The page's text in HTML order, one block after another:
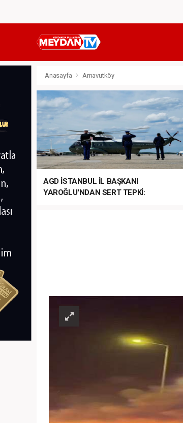
Anasayfa Arnavutköy
AGD İSTANBUL İL BAŞKANI
YAROĞLU'NDAN SERT TEPKİ: